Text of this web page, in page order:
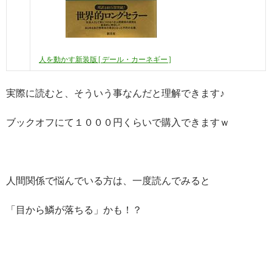
人を動かす新装版 [ デール・カーネギー ]
実際に読むと、そういう事なんだと理解できます♪
ブックオフにて１０００円くらいで購入できますｗ
人間関係で悩んでいる方は、一度読んでみると
「目から鱗が落ちる」かも！？